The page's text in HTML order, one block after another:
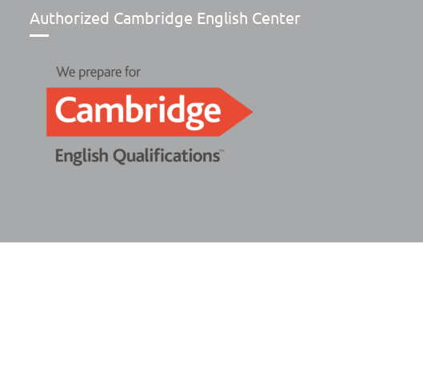
Authorized Cambridge English Center